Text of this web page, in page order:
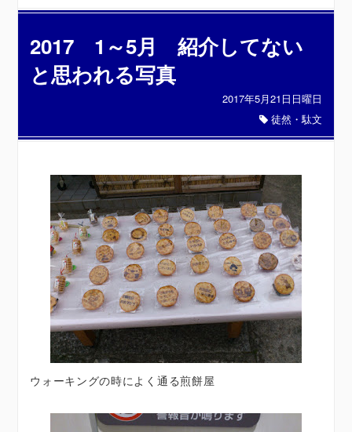
2017 1～5月 紹介してない
と思われる写真
2017年5月21日日曜日
徒然・駄文
ウォーキングの時によく通る煎餅屋